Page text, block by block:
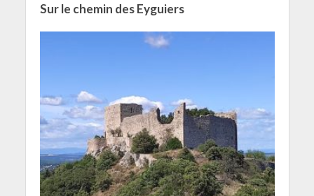
Sur le chemin des Eyguiers